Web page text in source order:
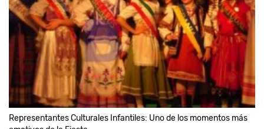
Representantes Culturales Infantiles: Uno de los momentos más